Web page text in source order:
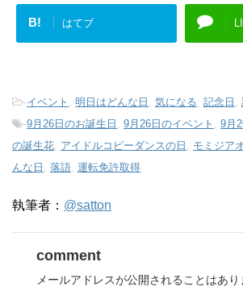
B! はてブ
-イベント 明日はどんな日 気になる 記念日
-9月26日のお誕生日 9月26日のイベント 9月
の誕生花 アイドルコピーダンスの日 モミジア
んな日
落語 運転免許取得
執筆者： @satton
comment
メールアドレスが公開されることはあり